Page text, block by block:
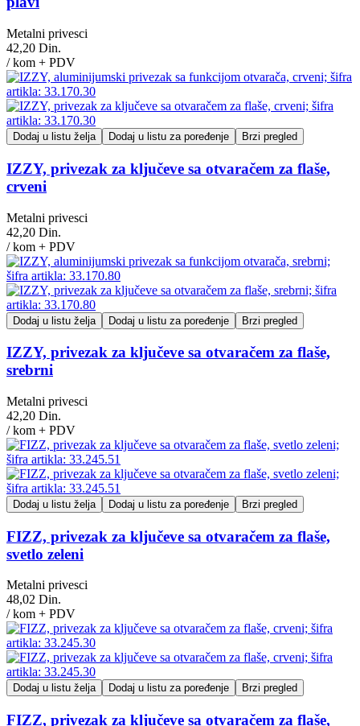
Metalni privesci
42,20 Din.
/ kom + PDV
Dodaj u listu želja Dodaj u listu za poređenje Brzi pregled
IZZY, privezak za ključeve sa otvaračem za flaše,
crveni
Metalni privesci
42,20 Din.
/ kom + PDV
Dodaj u listu želja Dodaj u listu za poređenje Brzi pregled
IZZY, privezak za ključeve sa otvaračem za flaše,
srebrni
Metalni privesci
42,20 Din.
/ kom + PDV
Dodaj u listu želja Dodaj u listu za poređenje Brzi pregled
FIZZ, privezak za ključeve sa otvaračem za flaše,
svetlo zeleni
Metalni privesci
48,02 Din.
/ kom + PDV
Dodaj u listu želja Dodaj u listu za poređenje Brzi pregled
FIZZ, privezak za ključeve sa otvaračem za flaše,